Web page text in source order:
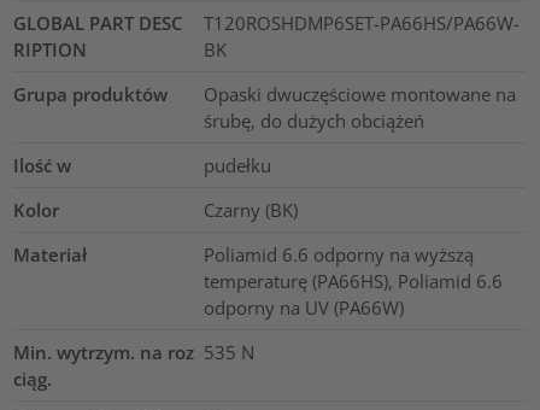
GLOBAL PART DESC
RIPTION
T120ROSHDMP6SET-PA66HS/PA66W-
BK
Grupa produktów
Opaski dwuczęściowe montowane na
śrubę, do dużych obciążeń
Ilość w
pudełku
Kolor
Czarny (BK)
Materiał
Poliamid 6.6 odporny na wyższą
temperaturę (PA66HS), Poliamid 6.6
odporny na UV (PA66W)
Min. wytrzym. na roz
ciąg.
535 N